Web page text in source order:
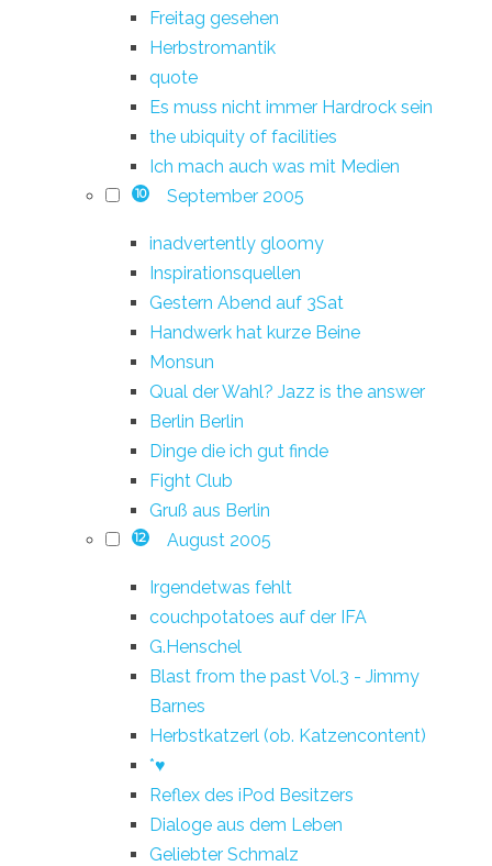
Freitag gesehen
Herbstromantik
quote
Es muss nicht immer Hardrock sein
the ubiquity of facilities
Ich mach auch was mit Medien
10 September 2005
inadvertently gloomy
Inspirationsquellen
Gestern Abend auf 3Sat
Handwerk hat kurze Beine
Monsun
Qual der Wahl? Jazz is the answer
Berlin Berlin
Dinge die ich gut finde
Fight Club
Gruß aus Berlin
12 August 2005
Irgendetwas fehlt
couchpotatoes auf der IFA
G.Henschel
Blast from the past Vol.3 - Jimmy
Barnes
Herbstkatzerl (ob. Katzencontent)
*♥
Reflex des iPod Besitzers
Dialoge aus dem Leben
Geliebter Schmalz